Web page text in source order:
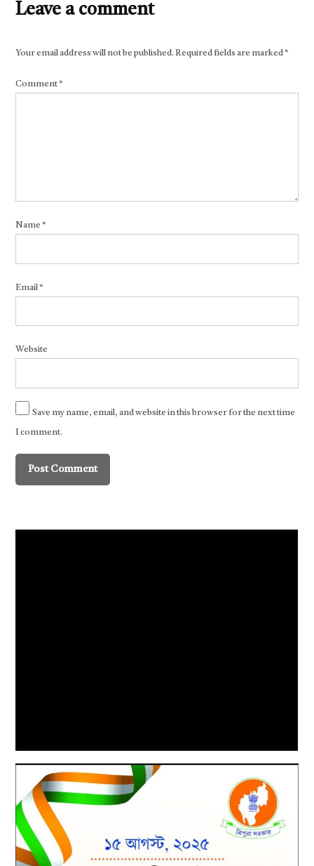
Leave a comment
Your email address will not be published. Required fields are marked*
Comment*
Name*
Email*
Website
Save my name, email, and website in this browser for the next time
I comment.